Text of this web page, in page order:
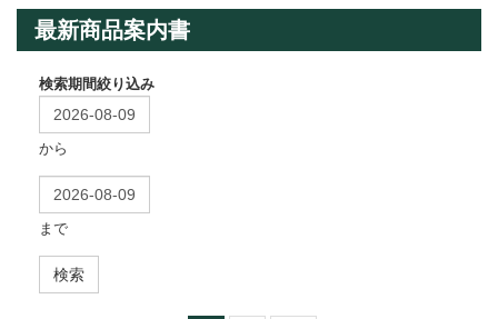
最新商品案内書
検索期間絞り込み
から
まで
検索